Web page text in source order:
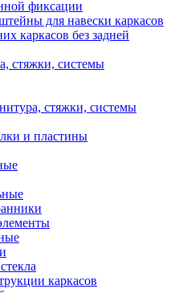
фиксации
для навески каркасов
каркасов без задней
стяжки, системы
стяжки, системы
и пластины
каркасов